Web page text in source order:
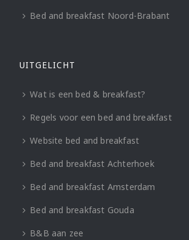
Bed and breakfast Noord-Brabant
UITGELICHT
Wat is een bed & breakfast?
Regels voor een bed and breakfast
Website bed and breakfast
Bed and breakfast Achterhoek
Bed and breakfast Amsterdam
Bed and breakfast Gouda
B&B aan zee